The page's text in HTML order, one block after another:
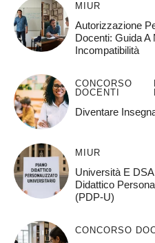
MIUR
Autorizzazione
Docenti: Guida A
Incompatibilità
CONCORSO
DOCENTI
Diventare
MIUR
Università E
Didattico
(PDP-U)
CONCORSO